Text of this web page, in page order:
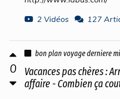
2 Vidéos
127
0
bon plan voyage derniere
Vacances pas chères :
affaire - Combien ça